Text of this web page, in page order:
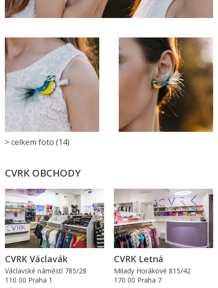
> celkem foto (14)
CVRK OBCHODY
CVRK Václavák
Václavské náměstí 785/28
110 00 Praha 1
CVRK Letná
Milady Horákové 815/42
170 00 Praha 7